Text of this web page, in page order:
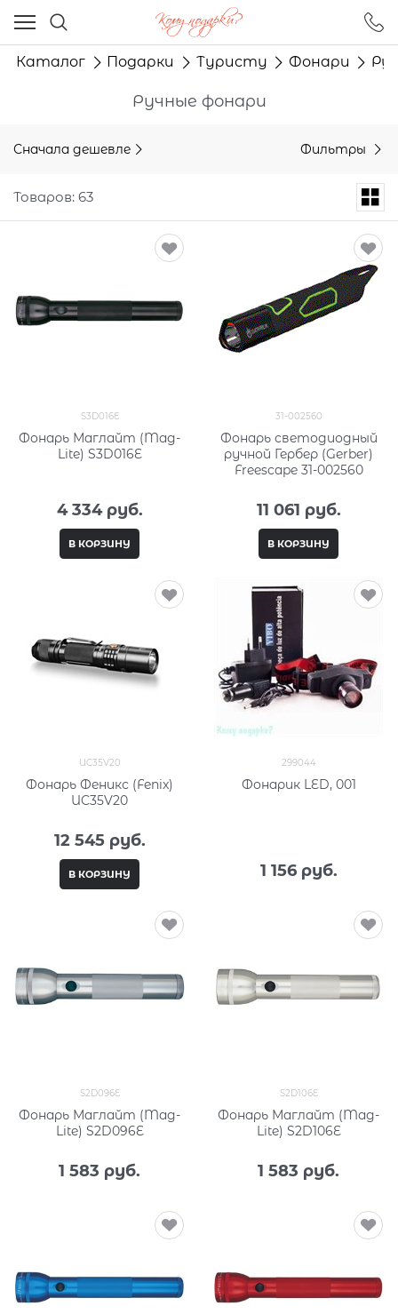
Каталог Подарки Туристу Фонари
Ручные фонари
Сначала дешевле Фильтры
Товаров: 63
S3D016E
Фонарь Маглайт (Mag-
Lite) S3D016E
4 334 руб.
В КОРЗИНУ
31-002560
Фонарь светодиодный
ручной Гербер (Gerber)
Freescape 31-002560
11 061 руб.
В КОРЗИНУ
UC35V20
Фонарь Феникс (Fenix)
UC35V20
12 545 руб.
В КОРЗИНУ
299044
Фонарик LED, 001
1 156 руб.
S2D096E
Фонарь Маглайт (Mag-
Lite) S2D096E
1 583 руб.
S2D106E
Фонарь Маглайт (Mag-
Lite) S2D106E
1 583 руб.
Ваш город - Москва,
угадали?
ДА НЕТ